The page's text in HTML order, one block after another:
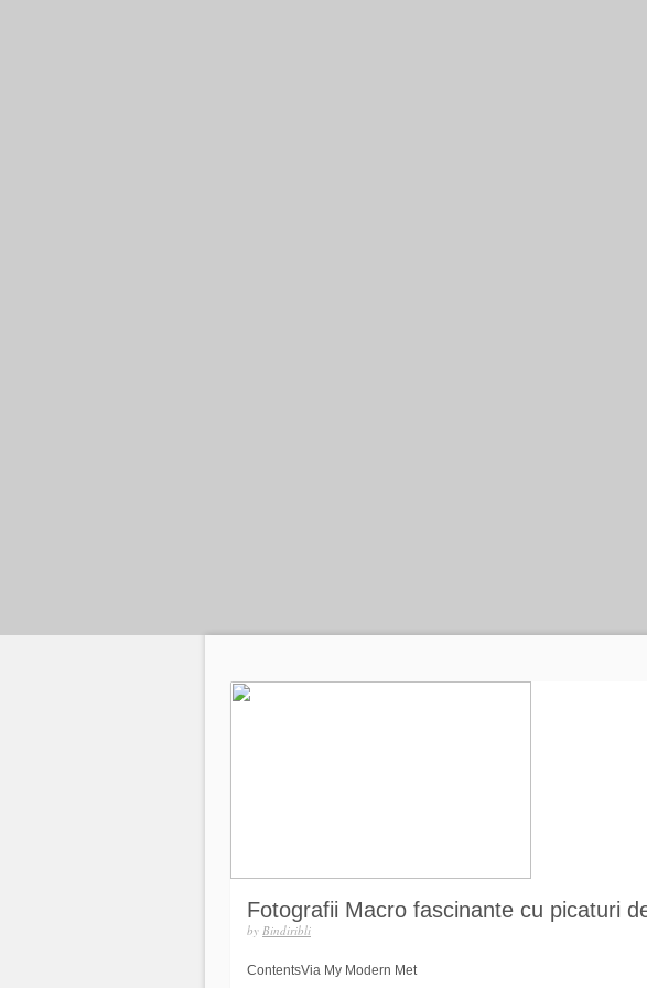
Fotografii Macro fascinante cu picaturi
by Bindiribli
ContentsVia My Modern Met